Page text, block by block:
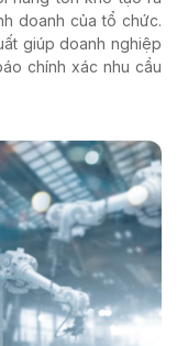
doanh của tổ chức.
giúp doanh nghiệp
chính xác nhu cầu